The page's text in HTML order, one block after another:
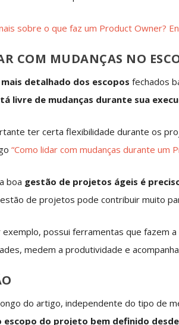
sobre o que faz um Product Owner?
COM MUDANÇAS NO
detalhado dos escopos fechados
livre de mudanças durante sua
ter certa flexibilidade durante os
“Como lidar com mudanças durante um
boa gestão de projetos ágeis é
de projetos pode contribuir muito
exemplo, possui ferramentas que fazem
medem a produtividade e
do artigo, independente do tipo de
escopo do projeto bem definido